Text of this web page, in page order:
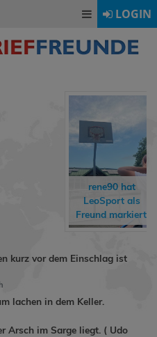
LOGIN
rene90 hat
LeoSport als
Freund markiert.
kurz vor dem Einschlag ist
lachen in dem Keller.
Arsch im Sarge liegt. ( Udo